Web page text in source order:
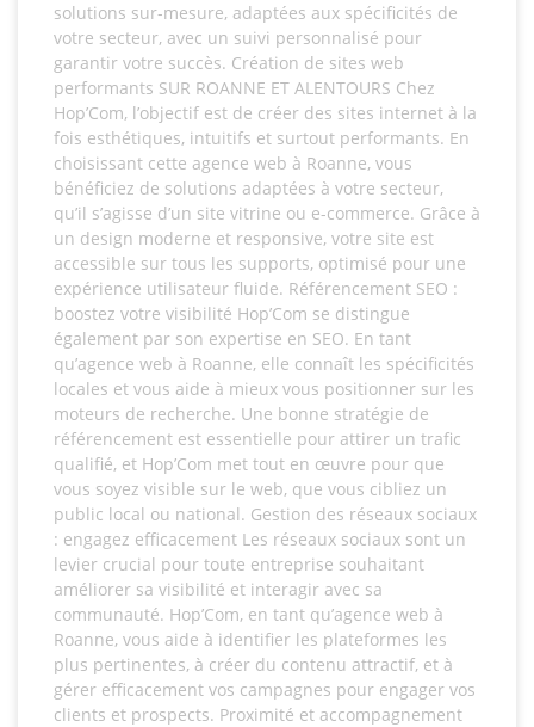
solutions sur-mesure, adaptées aux spécificités de
votre secteur, avec un suivi personnalisé pour
garantir votre succès. Création de sites web
performants SUR ROANNE ET ALENTOURS Chez
Hop’Com, l’objectif est de créer des sites internet à la
fois esthétiques, intuitifs et surtout performants. En
choisissant cette agence web à Roanne, vous
bénéficiez de solutions adaptées à votre secteur,
qu’il s’agisse d’un site vitrine ou e-commerce. Grâce à
un design moderne et responsive, votre site est
accessible sur tous les supports, optimisé pour une
expérience utilisateur fluide. Référencement SEO :
boostez votre visibilité Hop’Com se distingue
également par son expertise en SEO. En tant
qu’agence web à Roanne, elle connaît les spécificités
locales et vous aide à mieux vous positionner sur les
moteurs de recherche. Une bonne stratégie de
référencement est essentielle pour attirer un trafic
qualifié, et Hop’Com met tout en œuvre pour que
vous soyez visible sur le web, que vous cibliez un
public local ou national. Gestion des réseaux sociaux
: engagez efficacement Les réseaux sociaux sont un
levier crucial pour toute entreprise souhaitant
améliorer sa visibilité et interagir avec sa
communauté. Hop’Com, en tant qu’agence web à
Roanne, vous aide à identifier les plateformes les
plus pertinentes, à créer du contenu attractif, et à
gérer efficacement vos campagnes pour engager vos
clients et prospects. Proximité et accompagnement